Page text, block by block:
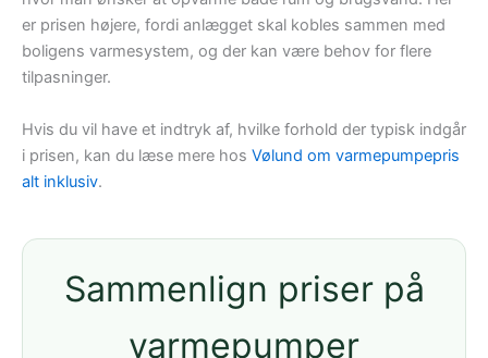
er prisen højere, fordi anlægget skal kobles sammen med
boligens varmesystem, og der kan være behov for flere
tilpasninger.
Hvis du vil have et indtryk af, hvilke forhold der typisk indgår
i prisen, kan du læse mere hos Vølund om varmepumpepris
alt inklusiv.
Sammenlign priser på
varmepumper